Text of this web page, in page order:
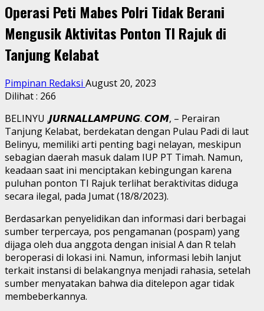
Operasi Peti Mabes Polri Tidak Berani
Mengusik Aktivitas Ponton TI Rajuk di
Tanjung Kelabat
Pimpinan Redaksi August 20, 2023
Dilihat : 266
BELINYU .𝙅𝙐𝙍𝙉𝘼𝙇𝙇𝘼𝙈𝙋𝙐𝙉𝙂. 𝘾𝙊𝙈, – Perairan
Tanjung Kelabat, berdekatan dengan Pulau Padi di laut
Belinyu, memiliki arti penting bagi nelayan, meskipun
sebagian daerah masuk dalam IUP PT Timah. Namun,
keadaan saat ini menciptakan kebingungan karena
puluhan ponton TI Rajuk terlihat beraktivitas diduga
secara ilegal, pada Jumat (18/8/2023).
Berdasarkan penyelidikan dan informasi dari berbagai
sumber terpercaya, pos pengamanan (pospam) yang
dijaga oleh dua anggota dengan inisial A dan R telah
beroperasi di lokasi ini. Namun, informasi lebih lanjut
terkait instansi di belakangnya menjadi rahasia, setelah
sumber menyatakan bahwa dia ditelepon agar tidak
membeberkannya.